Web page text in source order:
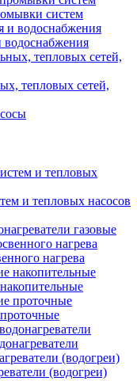
систем
тепловых сетей,
и тепловых насосов
газовые
нагрева
(водогреи)